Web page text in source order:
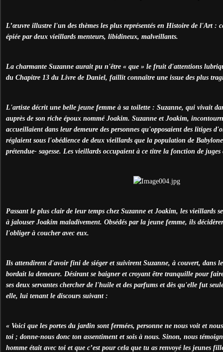
L’œuvre illustre l'un des thèmes les plus représentés en Histoire de l'Art :
épiée par deux vieillards menteurs, libidineux, malveillants.
La charmante Suzanne aurait pu n'être « que » le fruit d'attentions
du Chapitre 13 du Livre de Daniel, faillit connaître une issue des plus
L'artiste décrit une belle jeune femme à sa toilette : Suzanne, qui vivait
auprès de son riche époux nommé Joakim. Suzanne et Joakim,
accueillaient dans leur demeure des personnes qu'opposaient des litiges
réglaient sous l'obédience de deux vieillards que la population de
prétendue- sagesse. Les vieillards occupaient à ce titre la fonction de juges
Passant le plus clair de leur temps chez Suzanne et Joakim, les vieillards
à jalouser Joakim maladivement. Obsédés par la jeune femme, ils
l'obliger à coucher avec eux.
Ils attendirent d'avoir fini de siéger et suivirent Suzanne, à couvert, dans
bordait la demeure. Désirant se baigner et croyant être tranquille pour
ses deux servantes chercher de l'huile et des parfums et dès qu'elle fut
elle, lui tenant le discours suivant :
« Voici que les portes du jardin sont fermées, personne ne nous voit et
toi ; donne-nous donc ton assentiment et sois à nous. Sinon, nous
homme était avec toi et que c’est pour cela que tu as renvoyé les jeunes